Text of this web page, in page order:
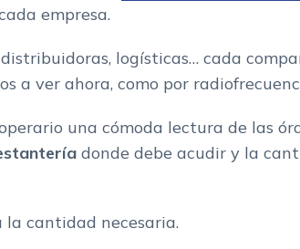
empresa.
logísticas… cada
a ver ahora, como por
una cómoda lectura de las
donde debe acudir y la
la cantidad necesaria.